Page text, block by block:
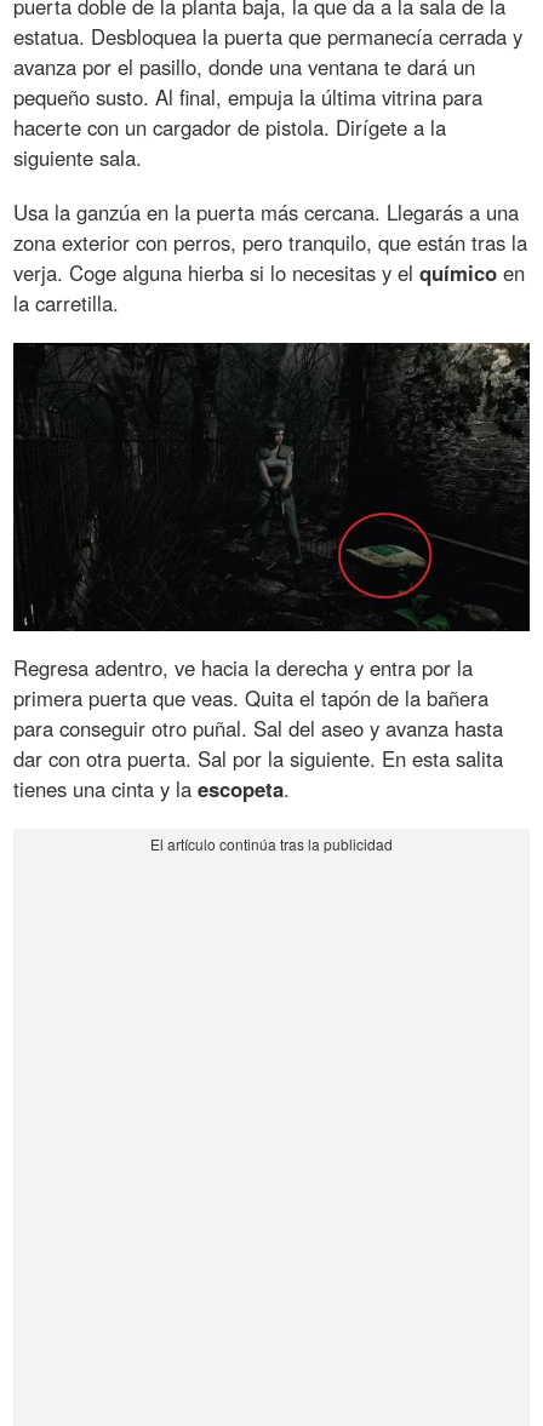
estatua. Desbloquea la puerta que permanecía cerrada y
avanza por el pasillo, donde una ventana te dará un
pequeño susto. Al final, empuja la última vitrina para
hacerte con un cargador de pistola. Dirígete a la
siguiente sala.
Usa la ganzúa en la puerta más cercana. Llegarás a una
zona exterior con perros, pero tranquilo, que están tras la
verja. Coge alguna hierba si lo necesitas y elquímico en
la carretilla.
Regresa adentro, ve hacia la derecha y entra por la
primera puerta que veas. Quita el tapón de la bañera
para conseguir otro puñal. Sal del aseo y avanza hasta
dar con otra puerta. Sal por la siguiente. En esta salita
tienes una cinta y laescopeta.